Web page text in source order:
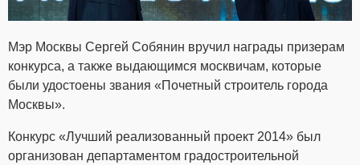
Мэр Москвы Сергей Собянин вручил награды призерам
конкурса, а также выдающимся москвичам, которые
были удостоены звания «Почетный строитель города
Москвы».
Конкурс «Лучший реализованный проект 2014» был
организован департаментом градостроительной